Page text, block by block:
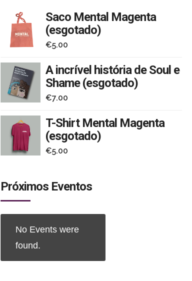
Saco Mental Magenta
(esgotado)
€5.00
A incrível história de Soul e
Shame (esgotado)
€7.00
T-Shirt Mental Magenta
(esgotado)
€5.00
Próximos Eventos
No Events were
found.